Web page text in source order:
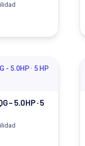
– 5.0HP · 5